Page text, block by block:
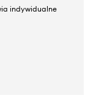
indywidualne